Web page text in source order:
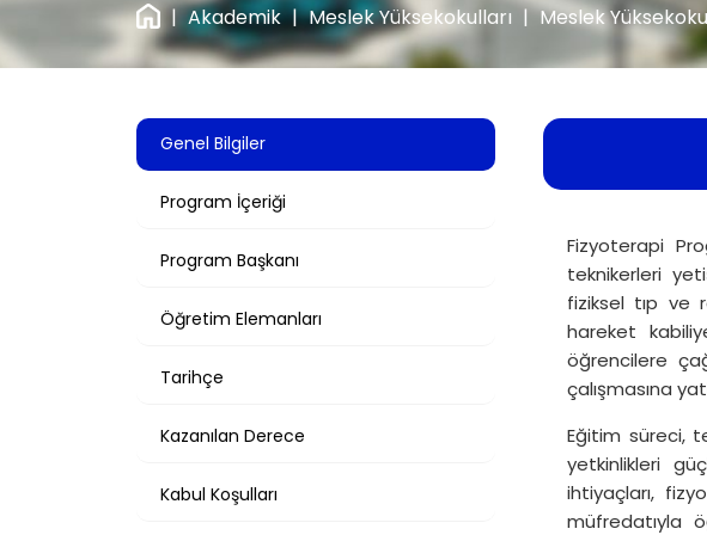
| Akademik | Meslek Yüksekokulları | Meslek
Genel Bilgiler
Program İçeriği
Program Başkanı
Öğretim Elemanları
Tarihçe
Kazanılan Derece
Kabul Koşulları
Fizyoterapi
teknikerleri
fiziksel tıp ve
hareket
öğrencilere
çalışmasına
Eğitim süreci,
yetkinlikleri
ihtiyaçları,
müfredatıyla